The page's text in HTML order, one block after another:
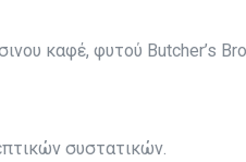
καφέ, φυτού Butcher’s
συστατικών.